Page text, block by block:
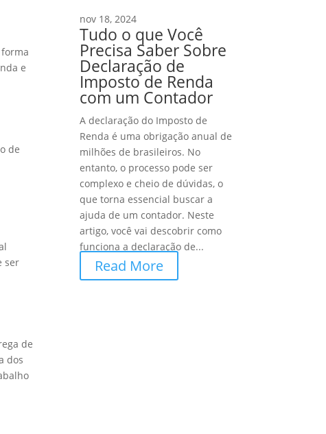
e
de
ser
de
dos
nov 18, 2024
Tudo o que Você
Precisa Saber Sobre
Declaração de
Imposto de Renda
com um Contador
A declaração do Imposto de
Renda é uma obrigação anual de
milhões de brasileiros. No
entanto, o processo pode ser
complexo e cheio de dúvidas, o
que torna essencial buscar a
ajuda de um contador. Neste
artigo, você vai descobrir como
funciona a declaração de...
Read More